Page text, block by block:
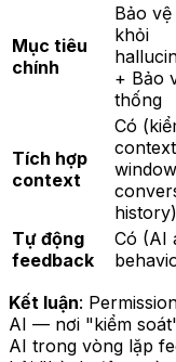
Mục tiêu
chính
Bảo vệ
khỏi
+ Bảo
thống
Tích hợp
context
Có
context
history)
Tự động
feedback
Có (AI
Kết luận:
AI — nơi "kiểm
AI trong vòng lặp